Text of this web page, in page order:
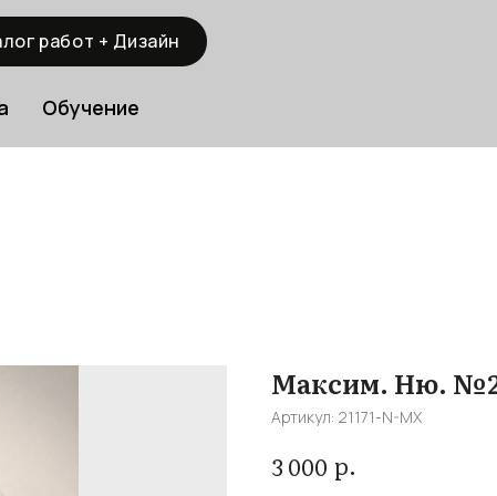
работ + Дизайн
Обучение
Максим. Ню.
Артикул: 21171-N-MX
3 000 р.